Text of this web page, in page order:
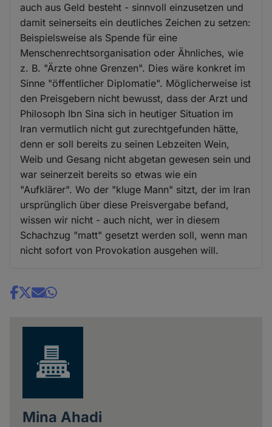
auch aus Geld besteht - sinnvoll einzusetzen und
damit seinerseits ein deutliches Zeichen zu setzen:
Beispielsweise als Spende für eine
Menschenrechtsorganisation oder Ähnliches, wie
z. B. "Ärzte ohne Grenzen". Dies wäre konkret im
Sinne "öffentlicher Diplomatie". Möglicherweise ist
den Preisgebern nicht bewusst, dass der Arzt und
Philosoph Ibn Sina sich in heutiger Situation im
Iran vermutlich nicht gut zurechtgefunden hätte,
denn er soll bereits zu seinen Lebzeiten Wein,
Weib und Gesang nicht abgetan gewesen sein und
war seinerzeit bereits so etwas wie ein
"Aufklärer". Wo der "kluge Mann" sitzt, der im Iran
ursprünglich über diese Preisvergabe befand,
wissen wir nicht - auch nicht, wer in diesem
Schachzug "matt" gesetzt werden soll, wenn man
nicht sofort von Provokation ausgehen will.
Share
Mina Ahadi